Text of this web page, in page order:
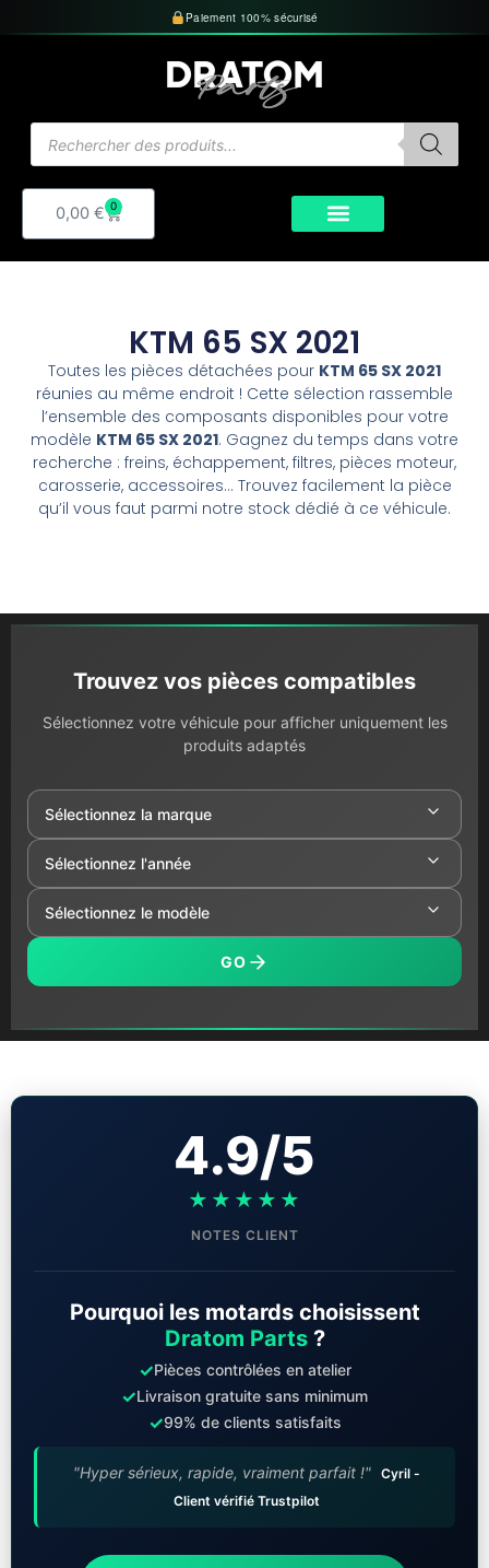
au
Paiement 100% sécurisé
de
0,00 € 0
Panier
KTM 65 SX 2021
Toutes les pièces détachées pour KTM 65 SX 2021
réunies au même endroit ! Cette sélection rassemble
l’ensemble des composants disponibles pour votre
modèle KTM 65 SX 2021. Gagnez du temps dans votre
recherche : freins, échappement, filtres, pièces moteur,
carosserie, accessoires… Trouvez facilement la pièce
qu’il vous faut parmi notre stock dédié à ce véhicule.
Trouvez vos pièces compatibles
Sélectionnez votre véhicule pour afficher uniquement les
produits adaptés
GO
4.9/5
★★★★★
NOTES CLIENT
Pourquoi les motards choisissent
Dratom Parts?
✓Pièces contrôlées en atelier
✓Livraison gratuite sans minimum
✓99% de clients satisfaits
"Hyper sérieux, rapide, vraiment parfait !" Cyril -
Client vérifié Trustpilot